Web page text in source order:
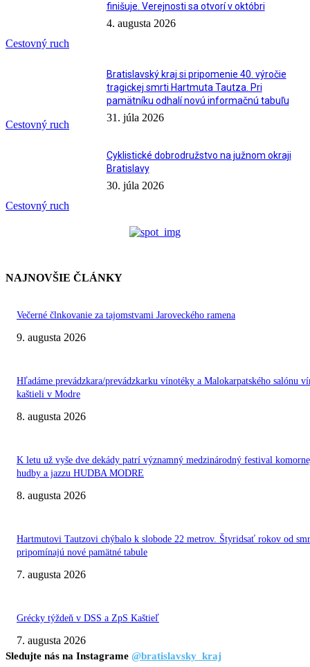
Cestovný ruch
finišuje. Verejnosti sa otvorí v októbri
4. augusta 2026
Cestovný ruch
Bratislavský kraj si pripomenie 40. výročie
tragickej smrti Hartmuta Tautza. Pri
pamätníku odhalí novú informačnú tabuľu
31. júla 2026
Cestovný ruch
Cyklistické dobrodružstvo na južnom okraji
Bratislavy
30. júla 2026
NAJNOVŠIE ČLÁNKY
Večerné člnkovanie za tajomstvami Jaroveckého ramena
9. augusta 2026
Hľadáme prevádzkara/prevádzkarku vínotéky a Malokarpatského salónu
kaštieli v Modre
8. augusta 2026
K letu už vyše dve dekády patrí významný medzinárodný festival
hudby a jazzu HUDBA MODRE
8. augusta 2026
Hartmutovi Tautzovi chýbalo k slobode 22 metrov. Štyridsať rokov od
pripomínajú nové pamätné tabule
7. augusta 2026
Grécky týždeň v DSS a ZpS Kaštieľ
7. augusta 2026
Sledujte nás na Instagrame @bratislavsky_kraj